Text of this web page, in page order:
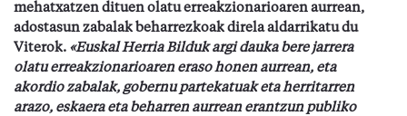
mehatxatzen dituen olatu erreakzionarioaren aurrean,
adostasun zabalak beharrezkoak direla aldarrikatu du
Viterok. «Euskal Herria Bilduk argi dauka bere jarrera
olatu erreakzionarioaren eraso honen aurrean, eta
akordio zabalak, gobernu partekatuak eta herritarren
arazo, eskaera eta beharren aurrean erantzun publiko